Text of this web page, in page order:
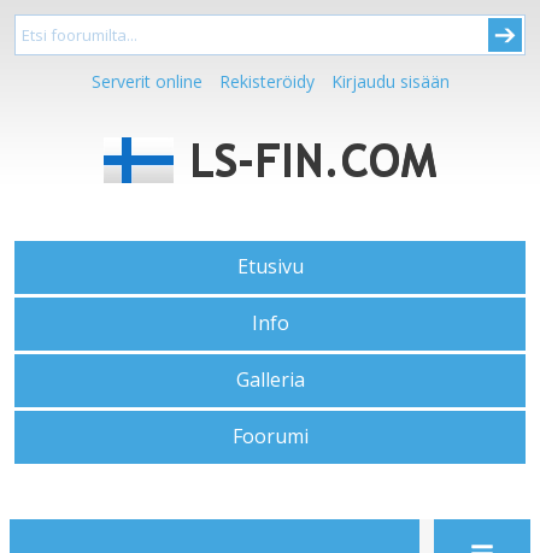
Serverit online Rekisteröidy Kirjaudu sisään
Etusivu
Info
Galleria
Foorumi